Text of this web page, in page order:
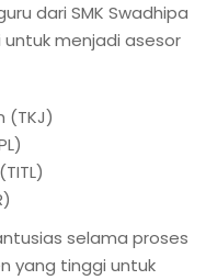
dari SMK Swadhipa
menjadi asesor
(TKJ)
selama proses
yang tinggi untuk